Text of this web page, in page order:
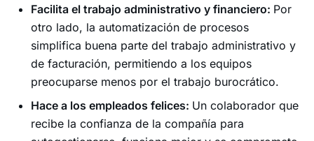
Facilita el trabajo administrativo y financiero: Por
otro lado, la automatización de procesos
simplifica buena parte del trabajo administrativo y
de facturación, permitiendo a los equipos
preocuparse menos por el trabajo burocrático.
Hace a los empleados felices: Un colaborador que
recibe la confianza de la compañía para